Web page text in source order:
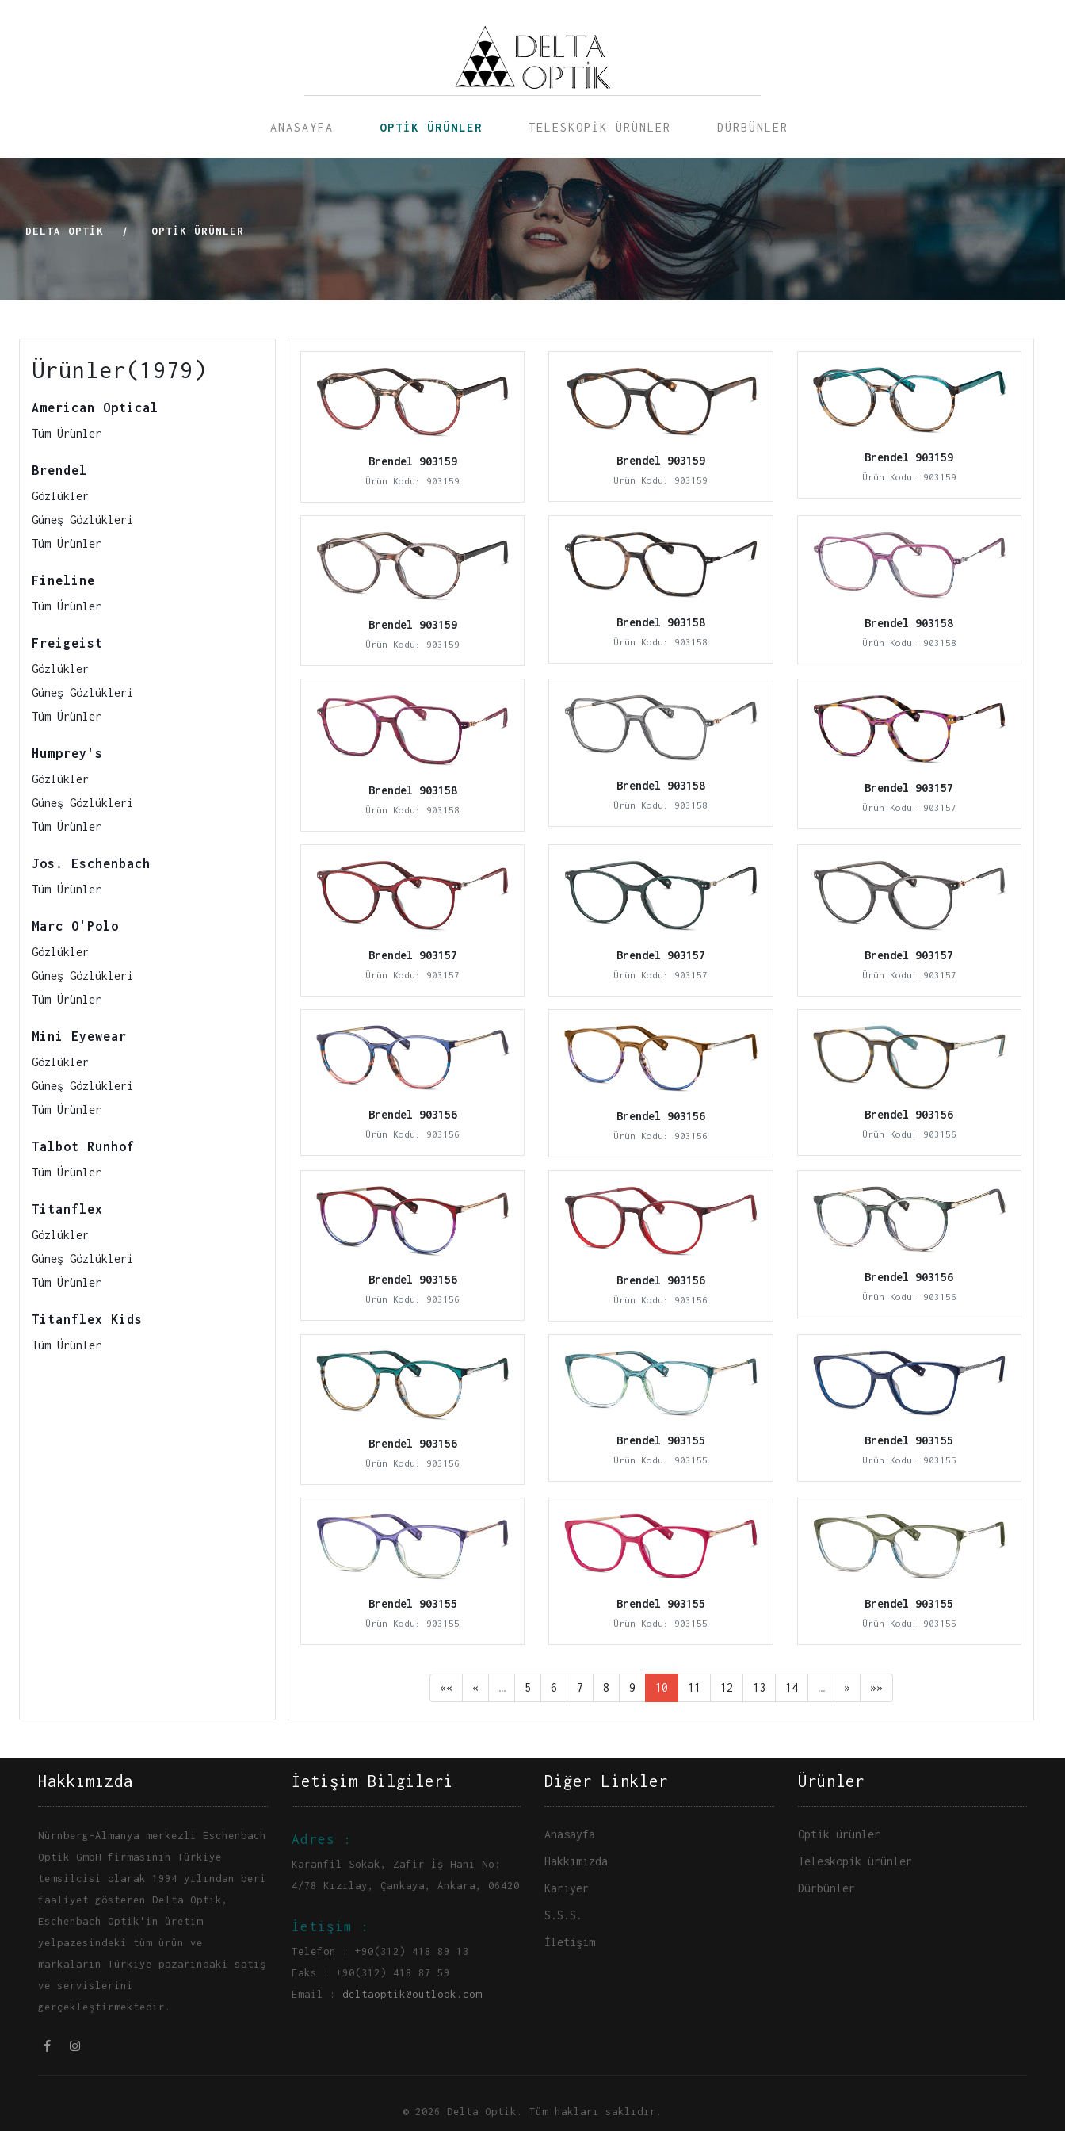
ANASAYFA OPTİK ÜRÜNLER TELESKOPİK ÜRÜNLER DÜRBÜNLER
DELTA OPTİK | OPTIK ÜRÜNLER
Ürünler(1979)
American Optical
Tüm Ürünler
Brendel
Gözlükler
Güneş Gözlükleri
Tüm Ürünler
Fineline
Tüm Ürünler
Freigeist
Gözlükler
Güneş Gözlükleri
Tüm Ürünler
Humprey's
Gözlükler
Güneş Gözlükleri
Tüm Ürünler
Jos. Eschenbach
Tüm Ürünler
Marc O'Polo
Gözlükler
Güneş Gözlükleri
Tüm Ürünler
Mini Eyewear
Gözlükler
Güneş Gözlükleri
Tüm Ürünler
Talbot Runhof
Tüm Ürünler
Titanflex
Gözlükler
Güneş Gözlükleri
Tüm Ürünler
Titanflex Kids
Tüm Ürünler
Brendel 903159
Ürün Kodu: 903159
Brendel 903159
Ürün Kodu: 903159
Brendel 903159
Ürün Kodu: 903159
Brendel 903159
Ürün Kodu: 903159
Brendel 903158
Ürün Kodu: 903158
Brendel 903158
Ürün Kodu: 903158
Brendel 903158
Ürün Kodu: 903158
Brendel 903158
Ürün Kodu: 903158
Brendel 903157
Ürün Kodu: 903157
Brendel 903157
Ürün Kodu: 903157
Brendel 903157
Ürün Kodu: 903157
Brendel 903157
Ürün Kodu: 903157
Brendel 903156
Ürün Kodu: 903156
Brendel 903156
Ürün Kodu: 903156
Brendel 903156
Ürün Kodu: 903156
Brendel 903156
Ürün Kodu: 903156
Brendel 903156
Ürün Kodu: 903156
Brendel 903156
Ürün Kodu: 903156
Brendel 903156
Ürün Kodu: 903156
Brendel 903155
Ürün Kodu: 903155
Brendel 903155
Ürün Kodu: 903155
Brendel 903155
Ürün Kodu: 903155
Brendel 903155
Ürün Kodu: 903155
Brendel 903155
Ürün Kodu: 903155
«« « … 5 6 7 8 9 10 11 12 13 14 … » »»
Hakkımızda
Nürnberg-Almanya merkezli Eschenbach
Optik GmbH firmasının Türkiye
temsilcisi olarak 1994 yılından beri
faaliyet gösteren Delta Optik,
Eschenbach Optik'in üretim
yelpazesindeki tüm ürün ve
markaların Türkiye pazarındaki satış
ve servislerini
gerçekleştirmektedir.
İetişim Bilgileri
Adres :
Karanfil Sokak, Zafir İş Hanı No:
4/78 Kızılay, Çankaya, Ankara, 06420
İetişim :
Telefon : +90(312) 418 89 13
Faks : +90(312) 418 87 59
Email : deltaoptik@outlook.com
Diğer Linkler
Anasayfa
Hakkımızda
Kariyer
S.S.S.
İletişim
Ürünler
Optik ürünler
Teleskopik ürünler
Dürbünler
© 2026 Delta Optik. Tüm hakları saklıdır.